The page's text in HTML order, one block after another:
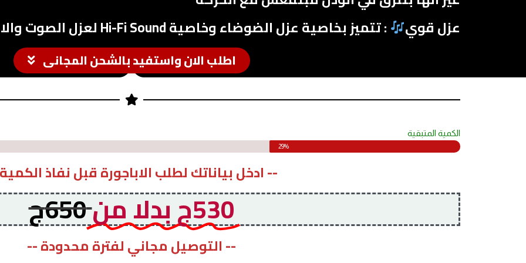
عزل قوي
: تتميز بخاصية عزل الضوضاء وخاصية Hi-Fi Sound لعزل الصوت والاستمتاع بتجربة صوتية مميزة
اطلب الان واستفيد بالشحن المجانى
الكمية المتبقية
29%
-- ادخل بياناتك لطلب الاباجورة قبل نفاذ
530ج بدلا من 650ج
-- التوصيل مجاني لفترة محدودة --